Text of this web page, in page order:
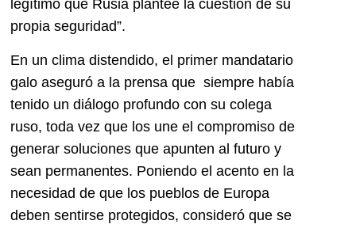
legítimo que Rusia plantee la cuestión de su
propia seguridad”.
En un clima distendido, el primer mandatario
galo aseguró a la prensa que siempre había
tenido un diálogo profundo con su colega
ruso, toda vez que los une el compromiso de
generar soluciones que apunten al futuro y
sean permanentes. Poniendo el acento en la
necesidad de que los pueblos de Europa
deben sentirse protegidos, consideró que se